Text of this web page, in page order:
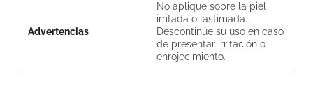
Advertencias
No aplique sobre la piel
irritada o lastimada.
Descontinúe su uso en caso
de presentar irritación o
enrojecimiento.